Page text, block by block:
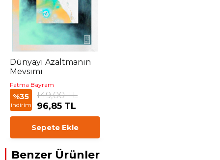
Dünyayı Azaltmanın
Mevsimi
Fatma Bayram
%35
indirim
149,00 TL
96,85 TL
Sepete Ekle
Benzer Ürünler